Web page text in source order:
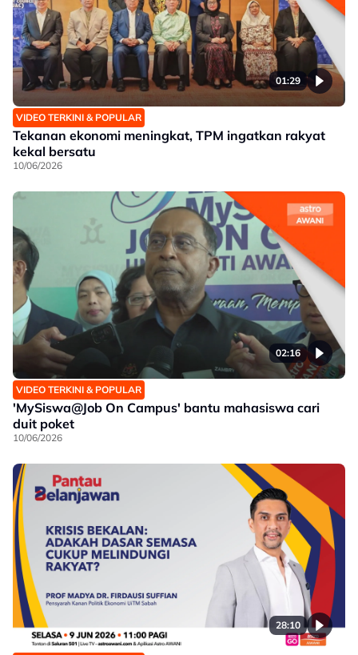
01:29
VIDEO TERKINI & POPULAR
Tekanan ekonomi meningkat, TPM ingatkan rakyat
kekal bersatu
10/06/2026
02:16
VIDEO TERKINI & POPULAR
'MySiswa@Job On Campus' bantu mahasiswa cari
duit poket
10/06/2026
28:10